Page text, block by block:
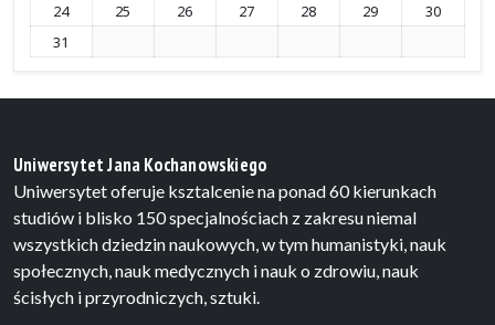
24
25 26 27 28 29
30
31
Uniwersytet Jana Kochanowskiego
Uniwersytet oferuje ksztalcenie na ponad 60 kierunkach
studiów i blisko 150 specjalnościach z zakresu niemal
wszystkich dziedzin naukowych, w tym humanistyki, nauk
społecznych, nauk medycznych i nauk o zdrowiu, nauk
ścisłych i przyrodniczych, sztuki.